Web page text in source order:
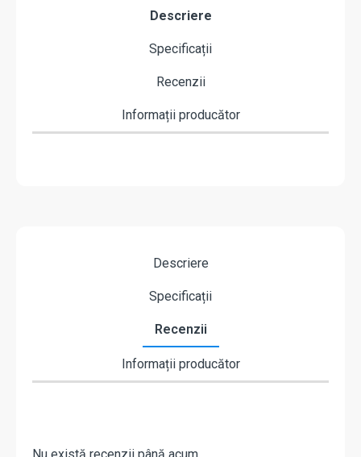
Descriere
Specificații
Recenzii
Informații producător
Descriere
Specificații
Recenzii
Informații producător